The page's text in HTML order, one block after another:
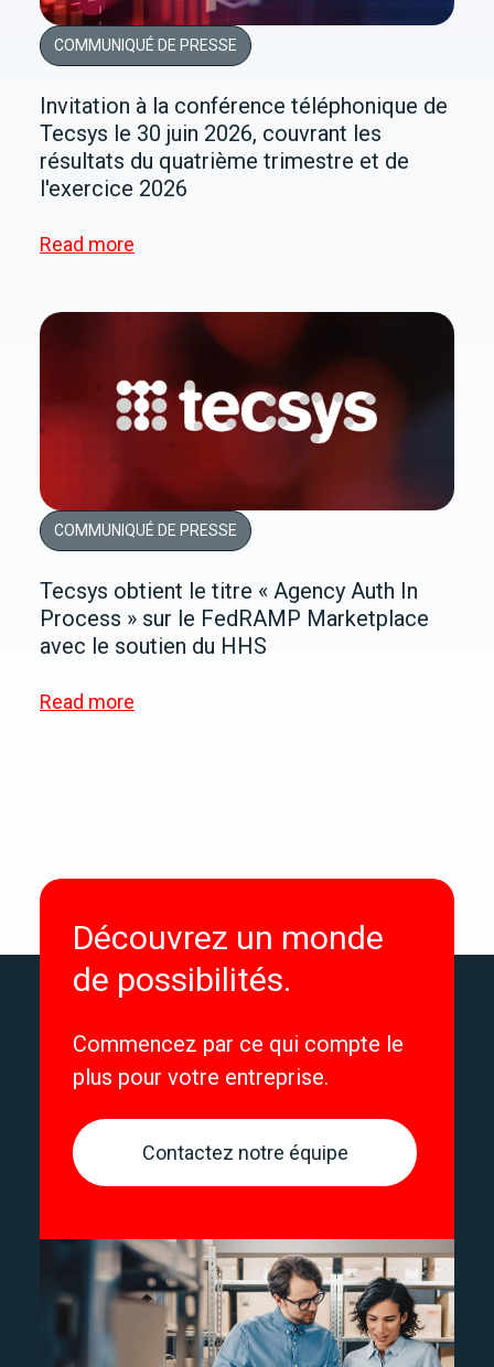
COMMUNIQUÉ DE PRESSE
Invitation à la conférence téléphonique de
Tecsys le 30 juin 2026, couvrant les
résultats du quatrième trimestre et de
l'exercice 2026
Read more
COMMUNIQUÉ DE PRESSE
Tecsys obtient le titre « Agency Auth In
Process » sur le FedRAMP Marketplace
avec le soutien du HHS
Read more
Découvrez un monde
de possibilités.
Commencez par ce qui compte le
plus pour votre entreprise.
Contactez notre équipe